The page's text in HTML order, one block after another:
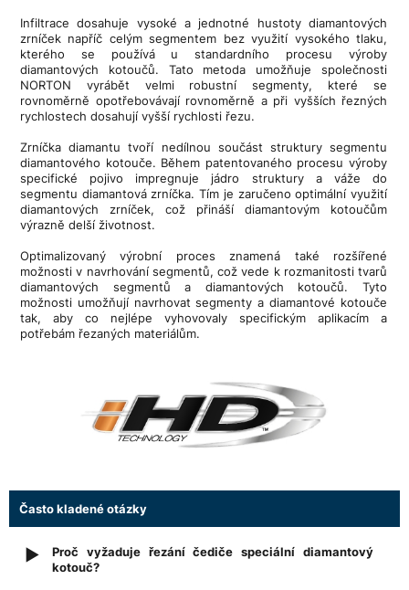
Infiltrace dosahuje vysoké a jednotné hustoty diamantových
zrníček napříč celým segmentem bez využití vysokého tlaku,
kterého se používá u standardního procesu výroby
diamantových kotoučů. Tato metoda umožňuje společnosti
NORTON vyrábět velmi robustní segmenty, které se
rovnoměrně opotřebovávají rovnoměrně a při vyšších řezných
rychlostech dosahují vyšší rychlosti řezu.
Zrníčka diamantu tvoří nedílnou součást struktury segmentu
diamantového kotouče. Během patentovaného procesu výroby
specifické pojivo impregnuje jádro struktury a váže do
segmentu diamantová zrníčka. Tím je zaručeno optimální využití
diamantových zrníček, což přináší diamantovým kotoučům
výrazně delší životnost.
Optimalizovaný výrobní proces znamená také rozšířené
možnosti v navrhování segmentů, což vede k rozmanitosti tvarů
diamantových segmentů a diamantových kotoučů. Tyto
možnosti umožňují navrhovat segmenty a diamantové kotouče
tak, aby co nejlépe vyhovovaly specifickým aplikacím a
potřebám řezaných materiálům.
Často kladené otázky
▶
Proč vyžaduje řezání čediče speciální diamantový
kotouč?